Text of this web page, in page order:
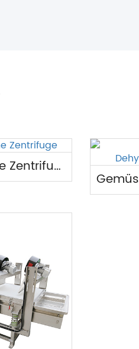
Kontinuierliche Zentrifuge